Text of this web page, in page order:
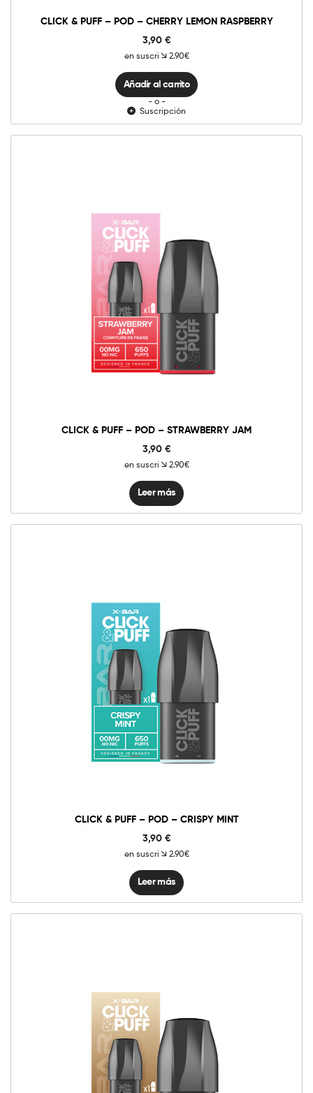
CLICK & PUFF – POD – CHERRY LEMON RASPBERRY
3,90 €
en suscri 2.90€
Añadir al carrito
- o -
Suscripción
CLICK & PUFF – POD – STRAWBERRY JAM
3,90 €
en suscri 2.90€
Leer más
CLICK & PUFF – POD – CRISPY MINT
3,90 €
en suscri 2.90€
Leer más